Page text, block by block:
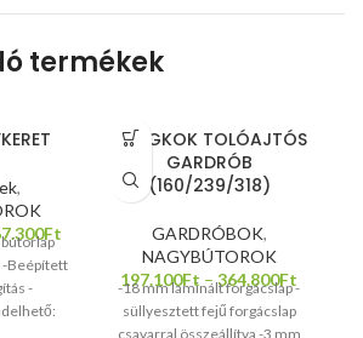
termékek
,
Ft
-Beépített
-
BANGKOK TOLÓAJTÓS
GARDRÓB
(160/239/318)
GARDRÓBOK,
NAGYBÚTOROK
197.100Ft – 364.800Ft
-18 mm laminált forgácslap -
süllyesztett fejű forgácslap
csavarral összeállítva -3 mm